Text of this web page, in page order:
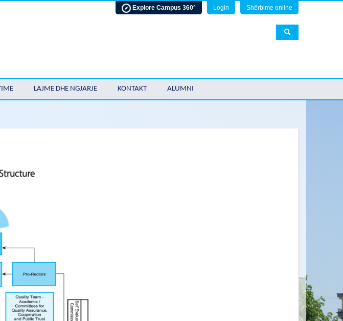
Explore Campus 360° Login Shërbime online
LAJME DHE NGJARJE KONTAKT ALUMNI